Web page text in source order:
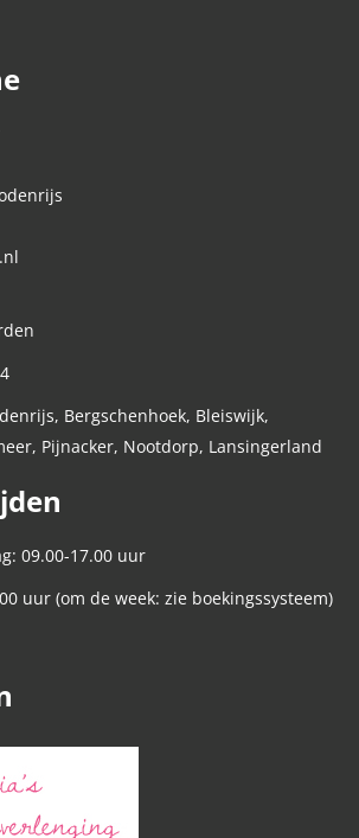
Bergschenhoek, Bleiswijk,
Pijnacker, Nootdorp, Lansingerland
09.00-17.00 uur
uur (om de week: zie boekingssysteem)